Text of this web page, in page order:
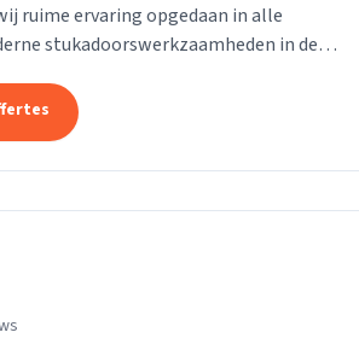
ruime ervaring opgedaan in alle
stukadoorswerkzaamheden in de